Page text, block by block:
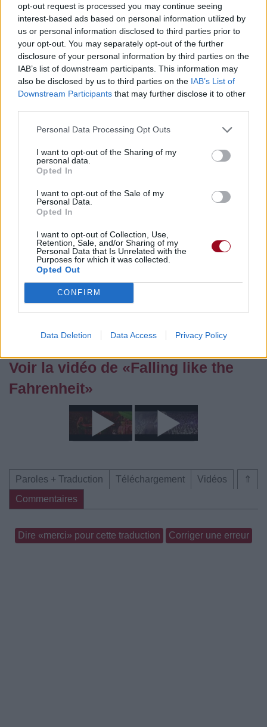
opt-out request is processed you may continue seeing
interest-based ads based on personal information utilized by
us or personal information disclosed to third parties prior to
your opt-out. You may separately opt-out of the further
disclosure of your personal information by third parties on the
IAB’s list of downstream participants. This information may
also be disclosed by us to third parties on the IAB’s List of
Downstream Participants that may further disclose it to other
Personal Data Processing Opt Outs
I want to opt-out of the Sharing of my
personal data.
Opted In
I want to opt-out of the Sale of my
Personal Data.
Opted In
I want to opt-out of Collection, Use,
Retention, Sale, and/or Sharing of my
Personal Data that Is Unrelated with the
Purposes for which it was collected.
Opted Out
CONFIRM
Data Deletion Data Access Privacy Policy
Chanteurs : Kamelot
Albums : Silverthorn
⇑
Paroles + Traduction Téléchargement
Vidéos
Pour prolonger le plaisir musical :
Vous aimez chanter, apprenez la guitare chez
Télécharger légalement les MP3 sur
Trouver des vinyles et des CD sur
Trouver un instrument de musique ou une partition au
meilleur prix sur
Commentaires
Voir la vidéo de «Falling like the
Fahrenheit»
⇑
Paroles + Traduction Téléchargement
Vidéos
Commentaires
Dire «merci» pour cette traduction Corriger une erreur